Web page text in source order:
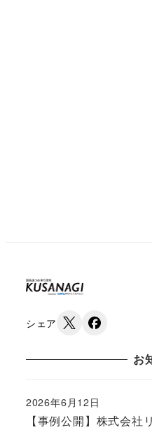
シェア
お
【事例公開】株式会社
Published
2026年6月12日